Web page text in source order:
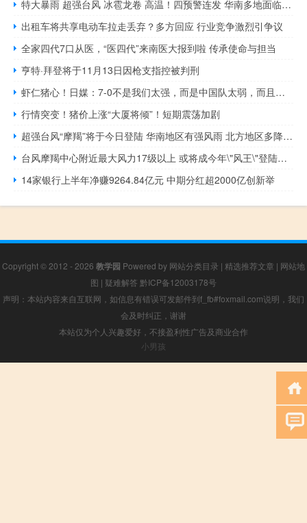
特大暴雨 超强台风 冰雹龙卷 高温！四预警连发 华南多地面临极端天气考验
出租车将共享电动车拉走丢弃？多方回应 行业竞争激烈引争议
全家四代7口从医，“医四代”来南医大报到啦 传承使命与担当
亨特·拜登将于11月13日因枪支指控被判刑
虾仁猪心！日媒：7-0不是我们太强，而是中国队太弱，而且自暴自弃
行情突变！猪价上涨“大厦将倾”！短期震荡加剧
超强台风“摩羯”将于今日登陆 华南地区有强风雨 北方地区多降水 南方地区高温持续 防灾减灾刻不容缓
台风摩羯中心附近最大风力17级以上 或将成今年\"风王\"登陆华南
14家银行上半年净赚9264.84亿元 中期分红超2000亿创新举
Copyright © 2012 - 2026 教学园 Powered by 网站分类目录 | 精选推荐文章 | 网站地
图 | 疑难解答 黔ICP备12003178号
声明：本站内容来自互联网，如信息有错误可发邮件到f_fb#foxmail.com说明，我们
会及时纠正，谢谢
本站仅为个人兴趣爱好，不接盈利性广告及商业合作
小男孩